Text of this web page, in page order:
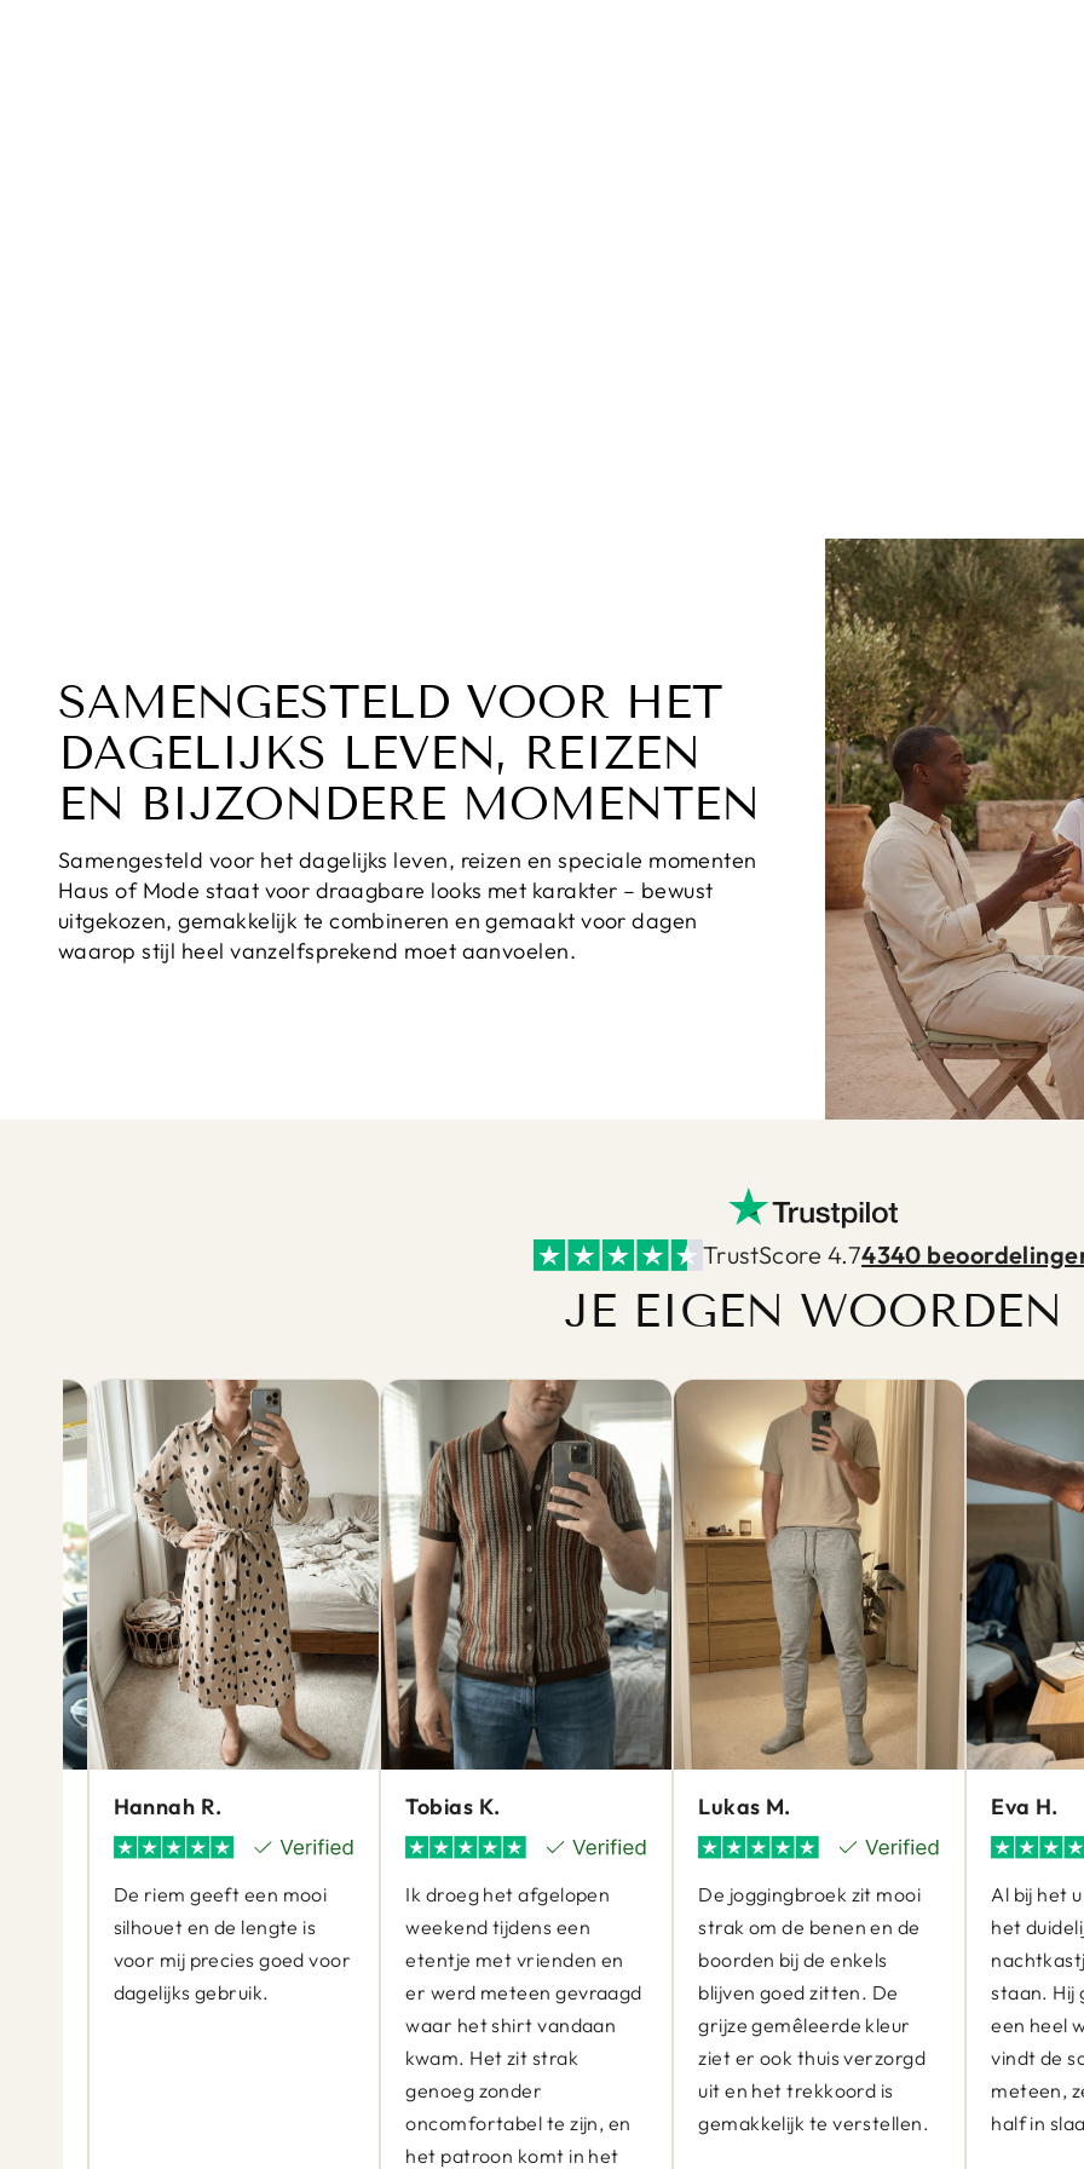
SAMENGESTELD VOOR HET
DAGELIJKS LEVEN, REIZEN
EN BIJZONDERE MOMENTEN
Samengesteld voor het dagelijks leven, reizen en speciale momenten
Haus of Mode staat voor draagbare looks met karakter – bewust
uitgekozen, gemakkelijk te combineren en gemaakt voor dagen
waarop stijl heel vanzelfsprekend moet aanvoelen.
TrustScore 4.74340
JE EIGEN WOORDEN
Hannah R.
De riem geeft een mooi
silhouet en de lengte is
voor mij precies goed voor
dagelijks gebruik.
Tobias K.
Ik droeg het afgelopen
weekend tijdens een
etentje met vrienden en
er werd meteen gevraagd
waar het shirt vandaan
kwam. Het zit strak
genoeg zonder
oncomfortabel te zijn, en
het patroon komt in het
Lukas M.
De joggingbroek zit mooi
strak om de benen en de
boorden bij de enkels
blijven goed zitten. De
grijze gemêleerde kleur
ziet er ook thuis verzorgd
uit en het trekkoord is
gemakkelijk te verstellen.
Eva H.
Al bij het
het
staan. Hij
een heel
vindt de
meteen,
half in